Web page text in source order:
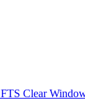
FTS Clear